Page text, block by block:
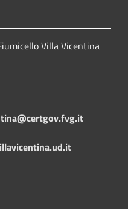
Villa Vicentina